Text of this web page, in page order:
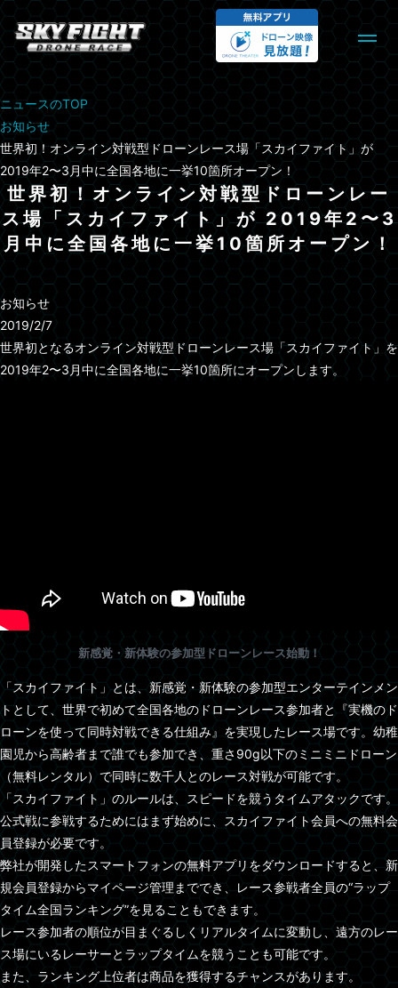
ニュースのTOP
お知らせ
世界初！オンライン対戦型ドローンレース場「スカイファイト」が
2019年2〜3月中に全国各地に一挙10箇所オープン！
世界初！オンライン対戦型ドローンレー
ス場「スカイファイト」が 2019年2〜3
月中に全国各地に一挙10箇所オープン！
お知らせ
2019/2/7
世界初となるオンライン対戦型ドローンレース場「スカイファイト」を
2019年2〜3月中に全国各地に一挙10箇所にオープンします。
新感覚・新体験の参加型ドローンレース始動！
「スカイファイト」とは、新感覚・新体験の参加型エンターテインメン
トとして、世界で初めて全国各地のドローンレース参加者と『実機のド
ローンを使って同時対戦できる仕組み』を実現したレース場です。幼稚
園児から高齢者まで誰でも参加でき、重さ90g以下のミニミニドローン
（無料レンタル）で同時に数千人とのレース対戦が可能です。
「スカイファイト」のルールは、スピードを競うタイムアタックです。
公式戦に参戦するためにはまず始めに、スカイファイト会員への無料会
員登録が必要です。
弊社が開発したスマートフォンの無料アプリをダウンロードすると、新
規会員登録からマイページ管理まででき、レース参戦者全員の“ラップ
タイム全国ランキング”を見ることもできます。
レース参加者の順位が目まぐるしくリアルタイムに変動し、遠方のレー
ス場にいるレーサーとラップタイムを競うことも可能です。
また、ランキング上位者は商品を獲得するチャンスがあります。